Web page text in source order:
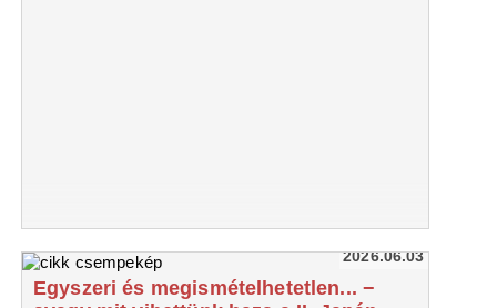
2026.06.03
Egyszeri és megismételhetetlen... −